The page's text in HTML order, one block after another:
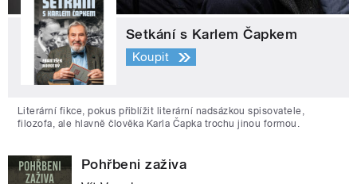
Setkání s Karlem Čapkem
Koupit
Literární fikce, pokus přiblížit literární nadsázkou spisovatele,
filozofa, ale hlavně člověka Karla Čapka trochu jinou formou.
Pohřbeni zaživa